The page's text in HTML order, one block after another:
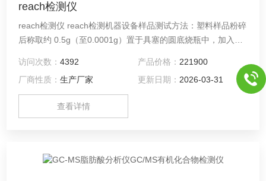
reach检测仪
reach检测仪 reach检测机器设备样品测试方法：塑料样品粉碎
后称取约 0.5g（至0.0001g）置于具塞的圆底烧瓶中，加入甲
硅胶柱净化，用 130mL 正己烷洗脱。在水浴锅中浓缩后， 用
正己烷定容 10mL，进行 GC-MS 分析。
访问次数：4392 产品价格： 221900
厂商性质：生产厂家 更新日期： 2026-03-31
查看详情